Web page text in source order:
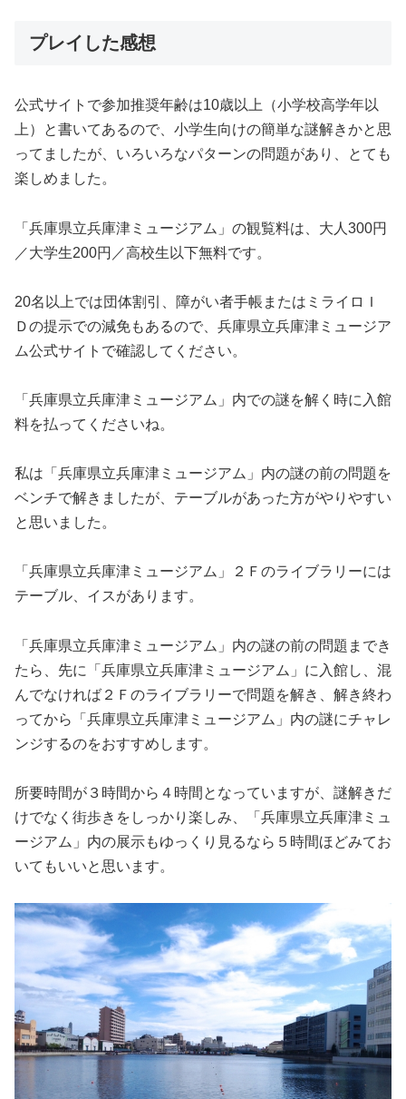
プレイした感想
公式サイトで参加推奨年齢は10歳以上（小学校高学年以
上）と書いてあるので、小学生向けの簡単な謎解きかと思
ってましたが、いろいろなパターンの問題があり、とても
楽しめました。
「兵庫県立兵庫津ミュージアム」の観覧料は、大人300円
／大学生200円／高校生以下無料です。
20名以上では団体割引、障がい者手帳またはミライロＩ
Ｄの提示での減免もあるので、兵庫県立兵庫津ミュージア
ム公式サイトで確認してください。
「兵庫県立兵庫津ミュージアム」内での謎を解く時に入館
料を払ってくださいね。
私は「兵庫県立兵庫津ミュージアム」内の謎の前の問題を
ベンチで解きましたが、テーブルがあった方がやりやすい
と思いました。
「兵庫県立兵庫津ミュージアム」２Ｆのライブラリーには
テーブル、イスがあります。
「兵庫県立兵庫津ミュージアム」内の謎の前の問題までき
たら、先に「兵庫県立兵庫津ミュージアム」に入館し、混
んでなければ２Ｆのライブラリーで問題を解き、解き終わ
ってから「兵庫県立兵庫津ミュージアム」内の謎にチャレ
ンジするのをおすすめします。
所要時間が３時間から４時間となっていますが、謎解きだ
けでなく街歩きをしっかり楽しみ、「兵庫県立兵庫津ミュ
ージアム」内の展示もゆっくり見るなら５時間ほどみてお
いてもいいと思います。